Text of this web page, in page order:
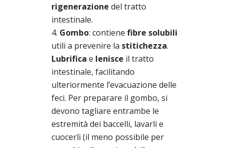
rigenerazione del tratto
intestinale.
Gombo: contiene fibre solubili
utili a prevenire la stitichezza.
Lubrifica e lenisce il tratto
intestinale, facilitando
ulteriormente l’evacuazione delle
feci. Per preparare il gombo, si
devono tagliare entrambe le
estremità dei baccelli, lavarli e
cuocerli (il meno possibile per